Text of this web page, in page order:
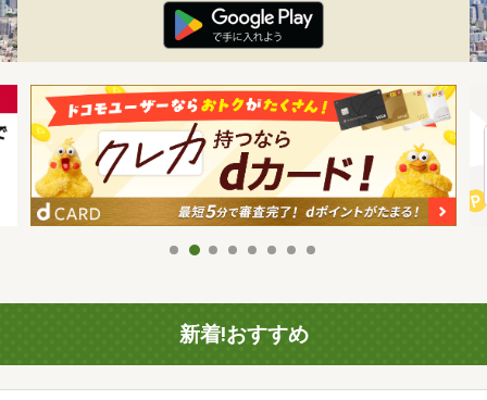
新着!おすすめ